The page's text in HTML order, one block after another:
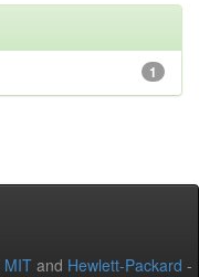
1
MIT and Hewlett-Packard -